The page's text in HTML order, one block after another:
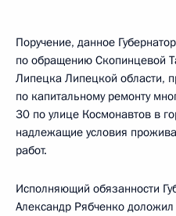
Поручение, данное
по обращению Скопинцевой
Липецка Липецкой области,
по капитальному ремонту
30 по улице Космонавтов в
надлежащие условия
работ.
Исполняющий обязанности
Александр Рябченко